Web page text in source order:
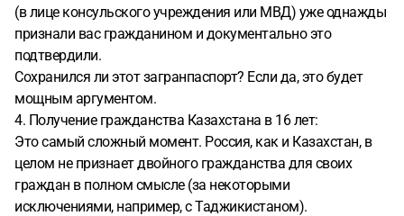
(в лице консульского учреждения или МВД) уже однажды
признали вас гражданином и документально это
подтвердили.
Сохранился ли этот загранпаспорт? Если да, это будет
мощным аргументом.
4. Получение гражданства Казахстана в 16 лет:
Это самый сложный момент. Россия, как и Казахстан, в
целом не признает двойного гражданства для своих
граждан в полном смысле (за некоторыми
исключениями, например, с Таджикистаном).